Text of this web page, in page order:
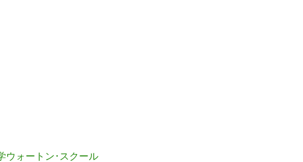
ウォートン･スクール